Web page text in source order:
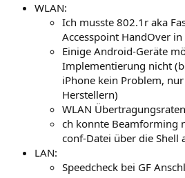
WLAN:
Ich musste 802.1r aka
Accesspoint HandOver in
Einige Android-Geräte
Implementierung nicht
iPhone kein Problem,
Herstellern)
WLAN
ch konnte Beamforming
conf-Datei über die Shell
LAN:
Speedcheck bei GF